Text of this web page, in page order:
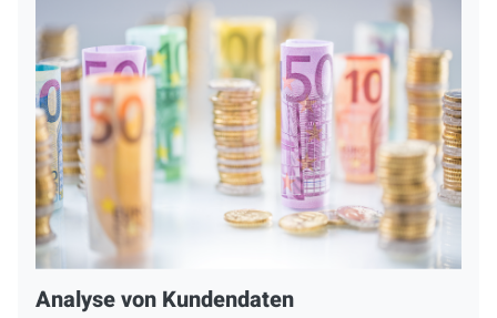
Analyse von Kundendaten